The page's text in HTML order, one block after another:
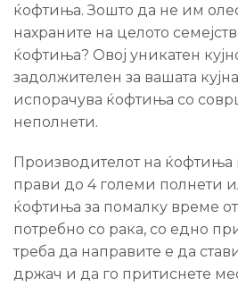
ќофтиња. Зошто да не им
нахраните на целото
ќофтиња? Овој уникатен
задолжителен за вашата
испорачува ќофтиња со
неполнети.
Производителот на ќофтиња
прави до 4 големи полнети
ќофтиња за помалку време
потребно со рака, со едно
треба да направите е да
држач и да го притиснете